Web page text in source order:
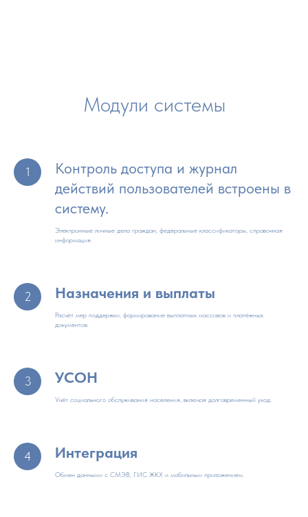
Модули системы
Контроль доступа и журнал
действий пользователей встроены в
систему.
Электронные личные дела граждан, федеральные классификаторы, справочная
информация.
Назначения и выплаты
Расчёт мер поддержки, формирование выплатных массивов и платёжных
документов.
УСОН
Учёт социального обслуживания населения, включая долговременный уход.
Интеграция
Обмен данными с СМЭВ, ГИС ЖКХ и мобильным приложением.